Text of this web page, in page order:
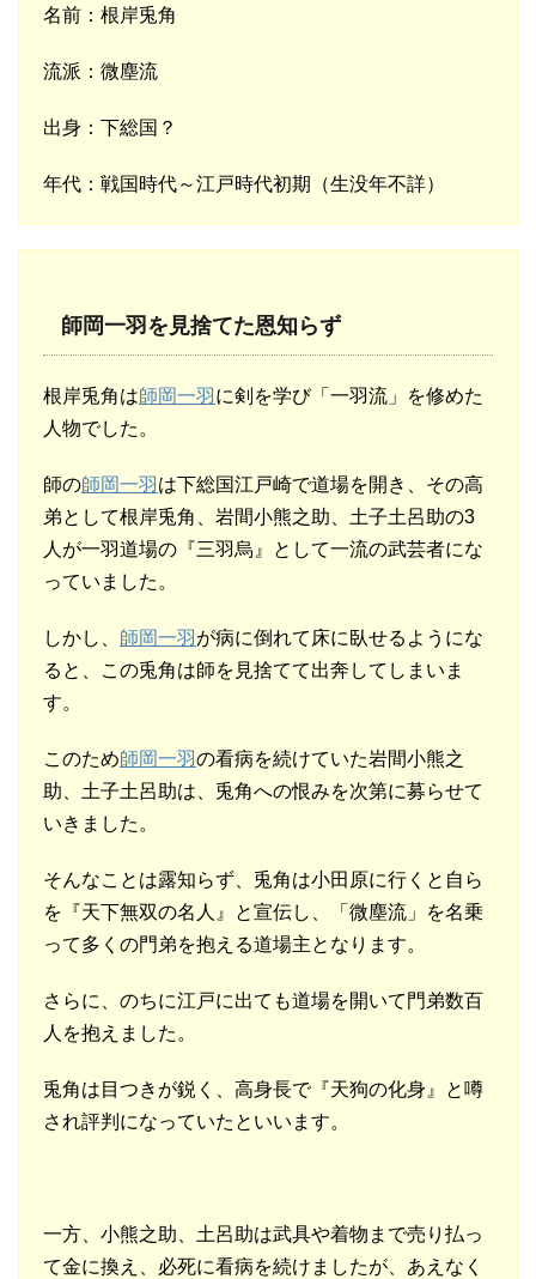
名前：根岸兎角
流派：微塵流
出身：下総国？
年代：戦国時代～江戸時代初期（生没年不詳）
師岡一羽を見捨てた恩知らず
根岸兎角は師岡一羽 に剣を学び「一羽流」を修めた
人物でした。
師の師岡一羽 は下総国江戸崎で道場を開き、その高
弟として根岸兎角、岩間小熊之助、土子土呂助の3
人が一羽道場の『三羽烏』として一流の武芸者にな
っていました。
しかし、 師岡一羽 が病に倒れて床に臥せるようにな
ると、この兎角は師を見捨てて出奔してしまいま
す。
このため師岡一羽の看病を続けていた岩間小熊之
助、土子土呂助は、兎角への恨みを次第に募らせて
いきました。
そんなことは露知らず、兎角は小田原に行くと自ら
を『天下無双の名人』と宣伝し、「微塵流」を名乗
って多くの門弟を抱える道場主となります。
さらに、のちに江戸に出ても道場を開いて門弟数百
人を抱えました。
兎角は目つきが鋭く、高身長で『天狗の化身』と噂
され評判になっていたといいます。
一方、小熊之助、土呂助は武具や着物まで売り払っ
て金に換え、必死に看病を続けましたが、あえなく